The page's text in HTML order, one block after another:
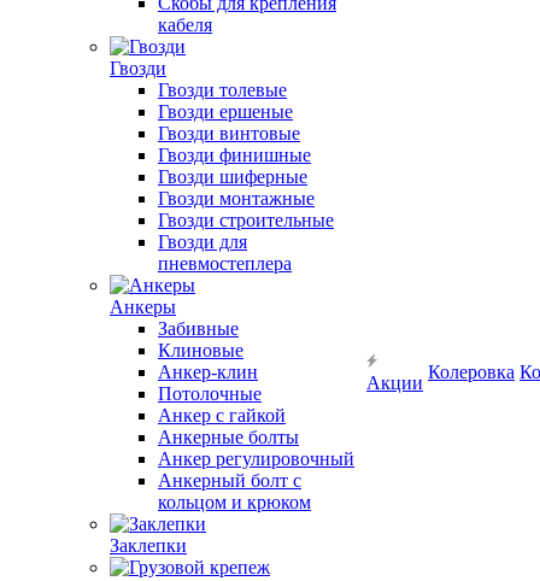
кабеля
Гвозди
Гвозди толевые
Гвозди ершеные
Гвозди винтовые
Гвозди финишные
Гвозди шиферные
Гвозди монтажные
Гвозди строительные
Гвозди для
пневмостеплера
Анкеры
Забивные
Клиновые
Анкер-клин
Потолочные
Анкер с гайкой
Анкерные болты
Анкер регулировочный
Анкерный болт с
кольцом и крюком
Заклепки
Акции
Колеровка